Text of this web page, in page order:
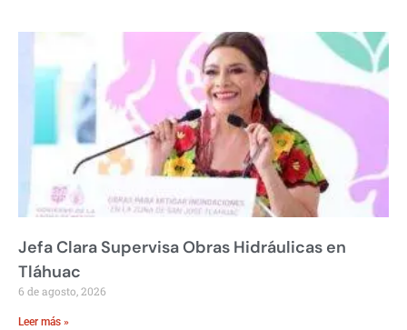
Jefa Clara Supervisa Obras Hidráulicas en
Tláhuac
6 de agosto, 2026
Leer más »